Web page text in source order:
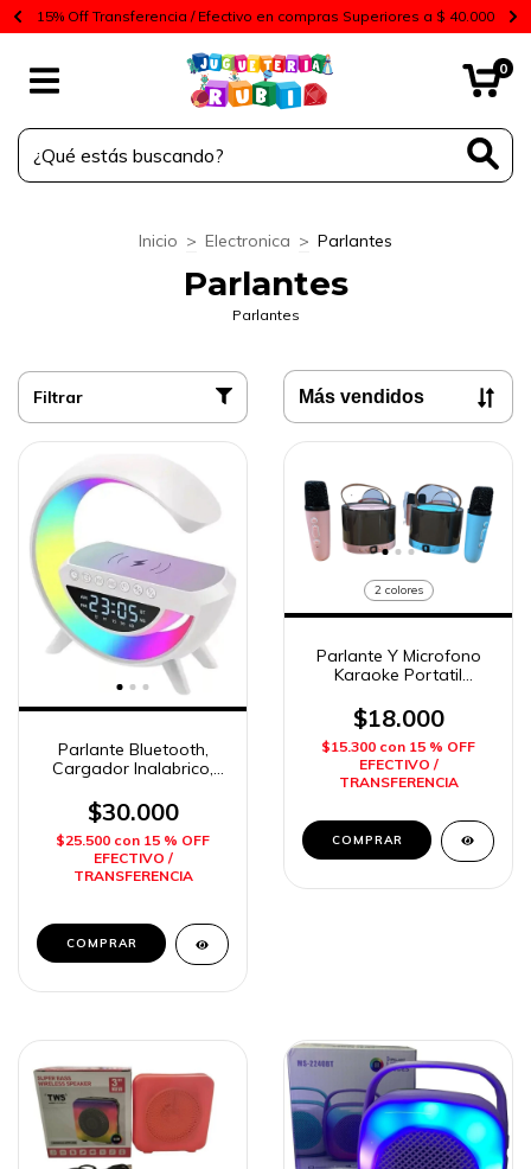
15% Off Transferencia / Efectivo en compras Superiores a $ 40.000
0
Inicio > Electronica > Parlantes
Parlantes
Parlantes
Filtrar
Parlante Bluetooth,
Cargador Inalabrico,
Imposol
$30.000
$25.500 con 15 % OFF
EFECTIVO /
TRANSFERENCIA
2 colores
Parlante Y Microfono
Karaoke Portatil
Usb Imposol
$18.000
$15.300 con 15 % OFF
EFECTIVO /
TRANSFERENCIA
COMPRAR